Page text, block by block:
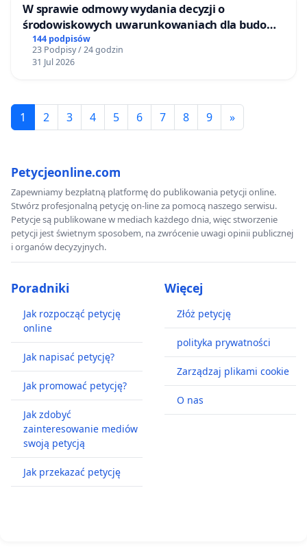
W sprawie odmowy wydania decyzji o
środowiskowych uwarunkowaniach dla budowy
zakładu wytwarzania biometanu „Krynki” w
Ostrowiu Południowym oraz ochrony
mieszkańców i Puszczy Knyszyńskiej
144 podpisów
23 Podpisy / 24 godzin
31 Jul 2026
1 2 3 4 5 6 7 8 9 »
Petycjeonline.com
Zapewniamy bezpłatną platformę do publikowania petycji online.
Stwórz profesjonalną petycję on-line za pomocą naszego serwisu.
Petycje są publikowane w mediach każdego dnia, więc stworzenie
petycji jest świetnym sposobem, na zwrócenie uwagi opinii publicznej
i organów decyzyjnych.
Poradniki
Jak rozpocząć petycję
online
Jak napisać petycję?
Jak promować petycję?
Jak zdobyć
zainteresowanie mediów
swoją petycją
Jak przekazać petycję
Więcej
Złóż petycję
polityka prywatności
Zarządzaj plikami cookie
O nas